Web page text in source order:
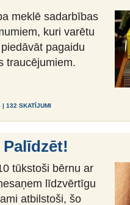
meklē sadarbības
kuri varētu
pagaidu
traucējumiem.
| 132 SKATĪJUMI
tūkstoši bērnu ar
līdzvērtīgu
atbilstoši, šo